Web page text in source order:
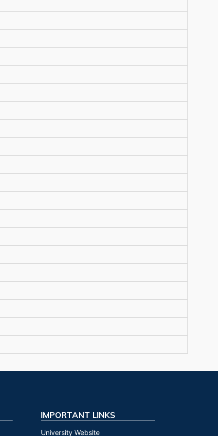
IMPORTANT LINKS
University Website